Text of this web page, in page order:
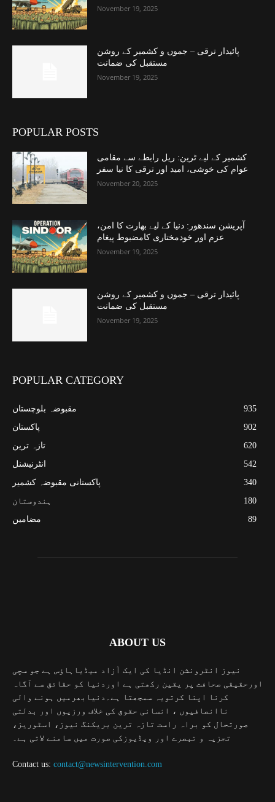
November 19, 2025
پائیدار ترقی – جموں و کشمیر کے روشن
مستقبل کی ضمانت
November 19, 2025
POPULAR POSTS
کشمیر کے لیے ٹرین: ریل رابطے سے مقامی
عوام کی خوشی، امید اور ترقی کا نیا سفر
November 20, 2025
آپریشن سندھور: دنیا کے لیے بھارت کا امن،
عزم اور خودمختاری کامضبوط پیغام
November 19, 2025
پائیدار ترقی – جموں و کشمیر کے روشن
مستقبل کی ضمانت
November 19, 2025
POPULAR CATEGORY
مقبوضہ بلوچستان
935
پاکستان
902
تازہ ترین
620
انٹرنیشنل
542
پاکستانی مقبوضہ کشمیر
340
ہندوستان
180
مضامین
89
ABOUT US
نیوز انٹرونشن انڈیا کی ایک آزاد میڈیاہاؤس ہے جو سچی
اورحقیقی صحافت پر یقین رکھتی ہے اوردنیا کو حقائق سے آگاہ
کرنا اپنا کرتویہ سمجھتا ہے۔دنیابھرمیں ہونے والی
ناانصافیوں ، انسانی حقوق کی خلاف ورزیوں اور بدلتی
صورتحال کو براہ راست تازہ ترین بریکنگ نیوز، اسٹوریز،
تجزیہ و تبصرے اور ویڈیوزکی صورت میں سامنے لاتی ہے۔
Contact us: contact@newsintervention.com